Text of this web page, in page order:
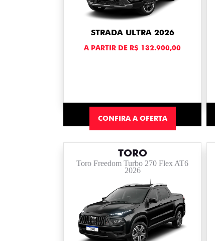
STRADA ULTRA 2026
A PARTIR DE R$ 132.900,00
CONFIRA A OFERTA
TORO
Toro Freedom Turbo 270 Flex AT6
2026